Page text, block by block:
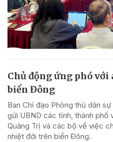
Chủ động ứng phó
biển Đông
Ban Chỉ đạo Phòng thủ dân
gửi UBND các tỉnh, thành phố
Quảng Trị và các bộ về việc
nhiệt đới trên biển Đông.